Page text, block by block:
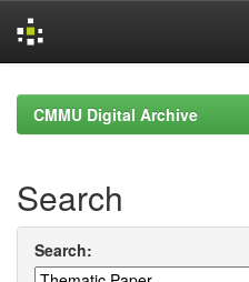
navigationCMMU Digital Archive
Search
Search: